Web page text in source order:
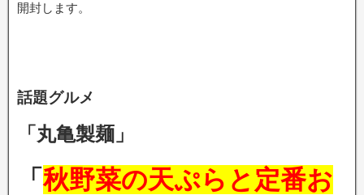
開封します。
話題グルメ
「丸亀製麺」
「秋野菜の天ぷらと定番お